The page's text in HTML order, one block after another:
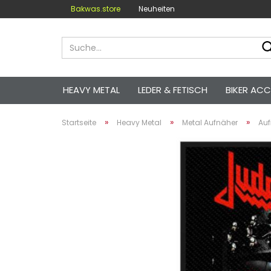
Bakwas.store Neuheiten
HEAVY METAL LEDER & FETISCH BIKER
Startseite » Heavy Metal » Metal Aufnäher »